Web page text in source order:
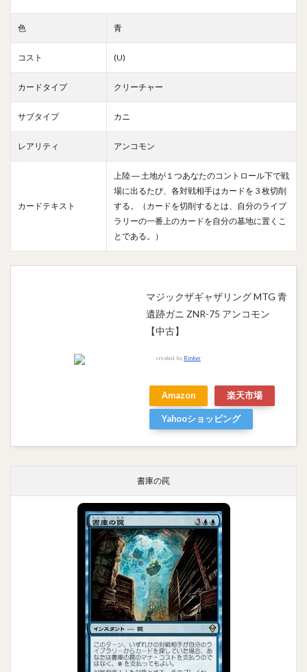
色 青
コスト (U)
カードタイプ クリーチャー
サブタイプ カニ
レアリティ アンコモン
カードテキスト
上陸 ― 土地が１つあなたのコントロール下で戦
場に出るたび、各対戦相手はカードを３枚切削
する。（カードを切削するとは、自分のライブ
ラリーの一番上のカードを自分の墓地に置くこ
とである。）
マジックザギャザリング MTG 青
遺跡ガニ ZNR-75 アンコモン
【中古】
created by Rinker
Amazon 楽天市場
Yahooショッピング
書庫の罠